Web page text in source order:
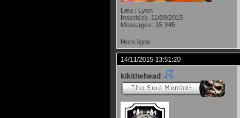
Lieu : Lyon
Inscrit(e): 11/09/2015
Messages: 15 345
Hors ligne
14/11/2015 13:51:20
kikithehead